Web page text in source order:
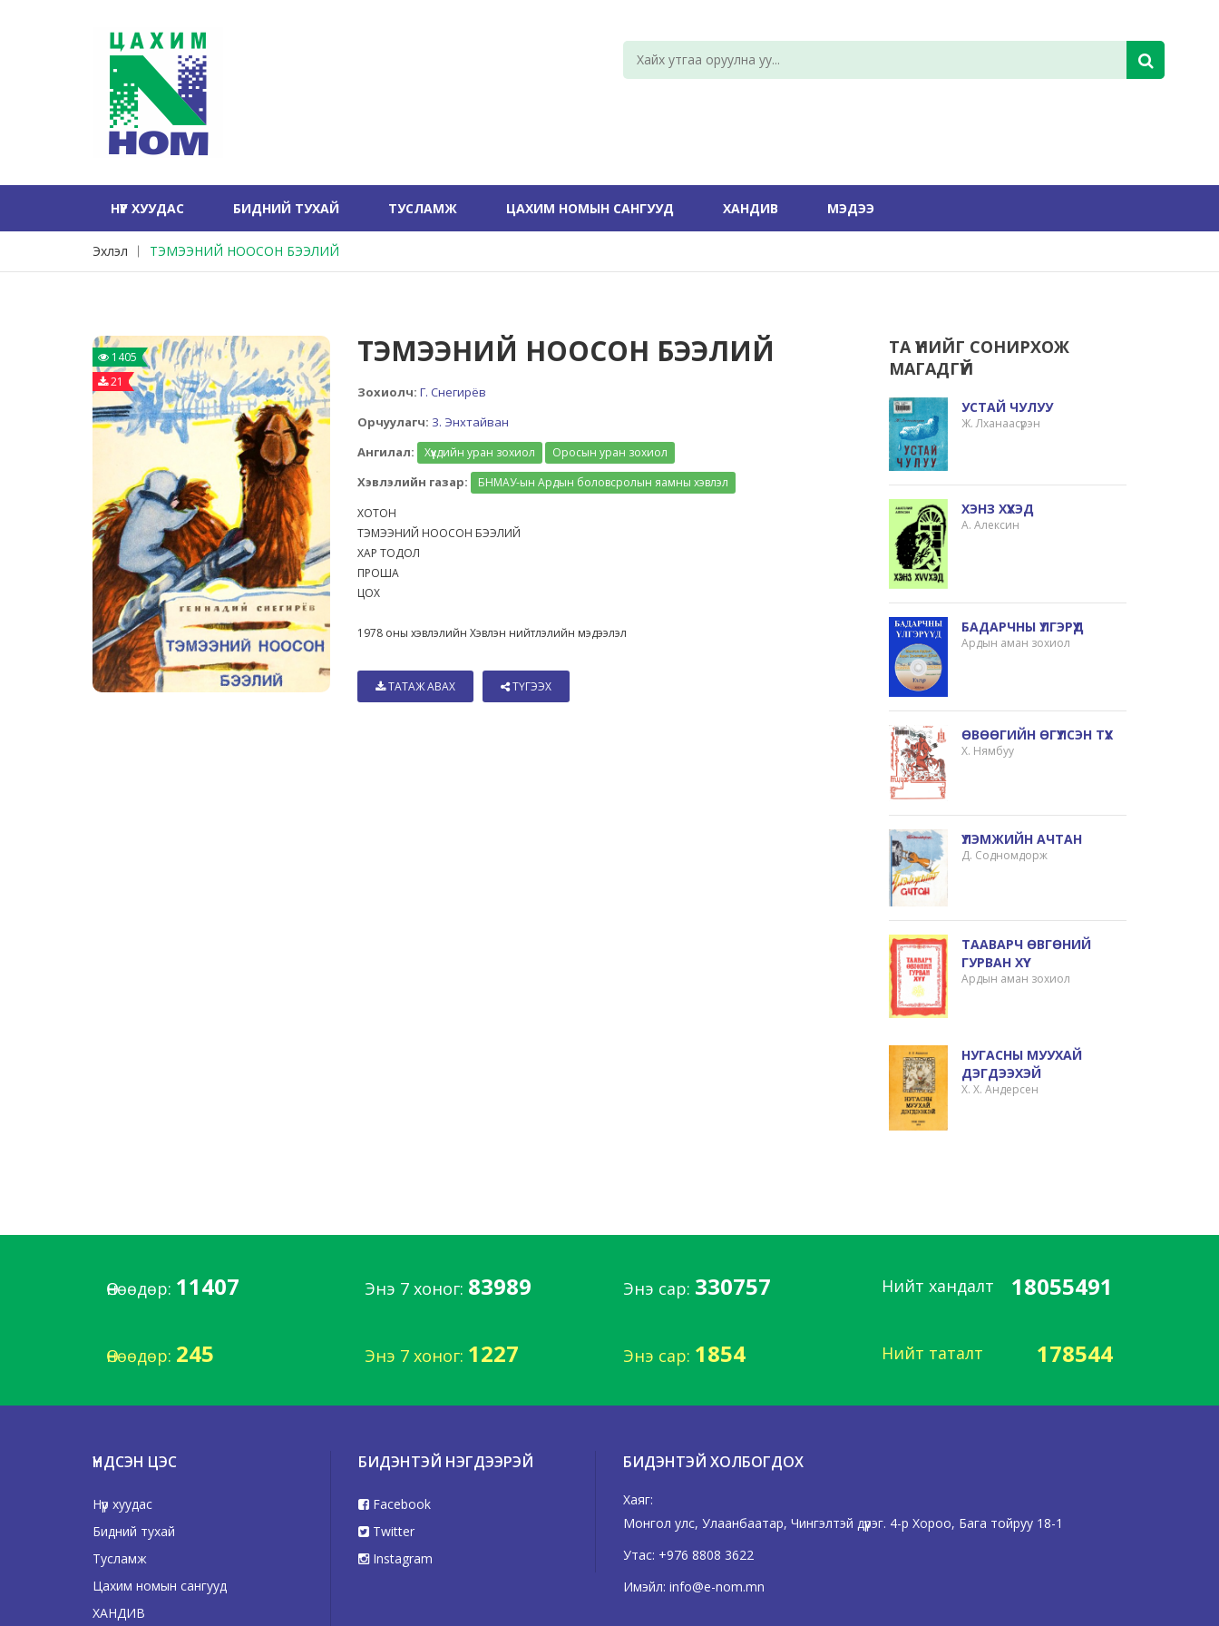
НҮҮР ХУУДАС БИДНИЙ ТУХАЙ ТУСЛАМЖ ЦАХИМ НОМЫН САНГУУД ХАНДИВ МЭДЭЭ
Эхлэл ТЭМЭЭНИЙ НООСОН БЭЭЛИЙ
1405
21
ТЭМЭЭНИЙ НООСОН БЭЭЛИЙ
Зохиолч: Г. Снегирёв
Орчуулагч: З. Энхтайван
Ангилал:
Хүүхдийн уран зохиол Оросын уран зохиол
Хэвлэлийн газар:
БНМАУ-ын Ардын боловсролын яамны хэвлэл
ХОТОН
ТЭМЭЭНИЙ НООСОН БЭЭЛИЙ
ХАР ТОДОЛ
ПРОША
ЦОХ
1978 оны хэвлэлийн Хэвлэн нийтлэлийн мэдээлэл
ТАТАЖ АВАХ ТҮГЭЭХ
ТА ҮҮНИЙГ СОНИРХОЖ
МАГАДГҮЙ
УСТАЙ ЧУЛУУ
Ж. Лханаасүрэн
ХЭНЗ ХҮҮХЭД
А. Алексин
БАДАРЧНЫ ҮЛГЭРҮҮД
Ардын аман зохиол
ӨВӨӨГИЙН ӨГҮҮЛСЭН ТҮҮХ
Х. Нямбуу
ҮЛЭМЖИЙН АЧТАН
Д. Содномдорж
ТААВАРЧ ӨВГӨНИЙ
ГУРВАН ХҮҮ
Ардын аман зохиол
НУГАСНЫ МУУХАЙ
ДЭГДЭЭХЭЙ
Х. Х. Андерсен
Өнөөдөр: 11407 Энэ 7 хоног: 83989 Энэ сар: 330757 Нийт хандалт 18055491
Өнөөдөр: 245 Энэ 7 хоног: 1227 Энэ сар: 1854 Нийт таталт 178544
ҮНДСЭН ЦЭС
Нүүр хуудас
Бидний тухай
Тусламж
Цахим номын сангууд
ХАНДИВ
БИДЭНТЭЙ НЭГДЭЭРЭЙ
Facebook
Twitter
Instagram
БИДЭНТЭЙ ХОЛБОГДОХ
Хаяг:
Монгол улс, Улаанбаатар, Чингэлтэй дүүрэг. 4-р Хороо, Бага тойруу 18-1
Утас: +976 8808 3622
Имэйл: info@e-nom.mn